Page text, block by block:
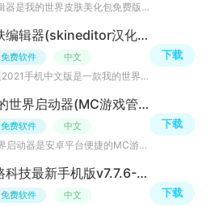
我的世界皮肤编辑器是我的世界皮肤美化包免费版辅助工具，内置最新我的世界mod皮肤包、皮肤编辑器、模型美化
我的世界皮肤编辑器(skineditor汉化版2026手机中文版)v6.5.22编辑器版
免费软件 中文
skineditor汉化版2021手机中文版是一款我的世界皮肤编辑器工具，大神已汉化破解，去除广告，无需挂墙，所有
下载
mcpebot我的世界启动器(MC游戏管理工具)v1.2.2.7 官方正版
免费软件 中文
mcpebot我的世界启动器是安卓平台便捷的MC游戏管理工具，主打一键安装、多版本切换，兼容不同内容。支持自定
下载
我的世界跑路科技最新手机版v7.7.6-246 免费版
免费软件 中文 下载